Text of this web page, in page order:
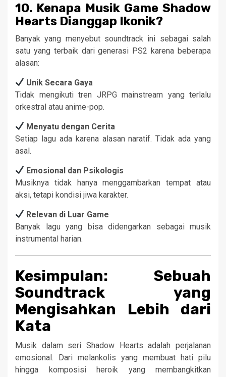
10. Kenapa Musik Game Shadow
Hearts Dianggap Ikonik?
Banyak yang menyebut soundtrack ini sebagai salah
satu yang terbaik dari generasi PS2 karena beberapa
alasan:
Unik Secara Gaya
Tidak mengikuti tren JRPG mainstream yang terlalu
orkestral atau anime-pop.
Menyatu dengan Cerita
Setiap lagu ada karena alasan naratif. Tidak ada yang
asal.
Emosional dan Psikologis
Musiknya tidak hanya menggambarkan tempat atau
aksi, tetapi kondisi jiwa karakter.
Relevan di Luar Game
Banyak lagu yang bisa didengarkan sebagai musik
instrumental harian.
Kesimpulan: Sebuah
Soundtrack yang
Mengisahkan Lebih dari
Kata
Musik dalam seri Shadow Hearts adalah perjalanan
emosional. Dari melankolis yang membuat hati pilu
hingga komposisi heroik yang membangkitkan